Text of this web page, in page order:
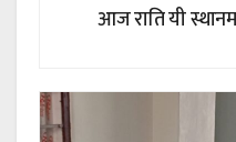
आज राति यी